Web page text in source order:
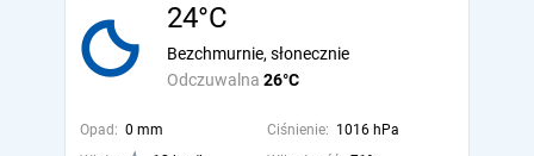
24°C
Odczuwalna 26°C
Bezchmurnie, słonecznie
Opad: 0 mm Ciśnienie: 1016 hPa